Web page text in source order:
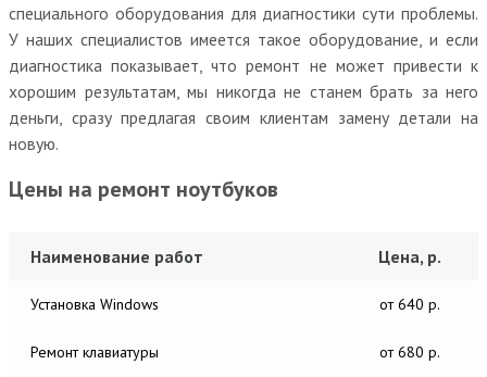
специального оборудования для диагностики сути проблемы.
У наших специалистов имеется такое оборудование, и если
диагностика показывает, что ремонт не может привести к
хорошим результатам, мы никогда не станем брать за него
деньги, сразу предлагая своим клиентам замену детали на
новую.
Цены на ремонт ноутбуков
Наименование работ Цена, р.
Установка Windows от 640 р.
Ремонт клавиатуры от 680 р.